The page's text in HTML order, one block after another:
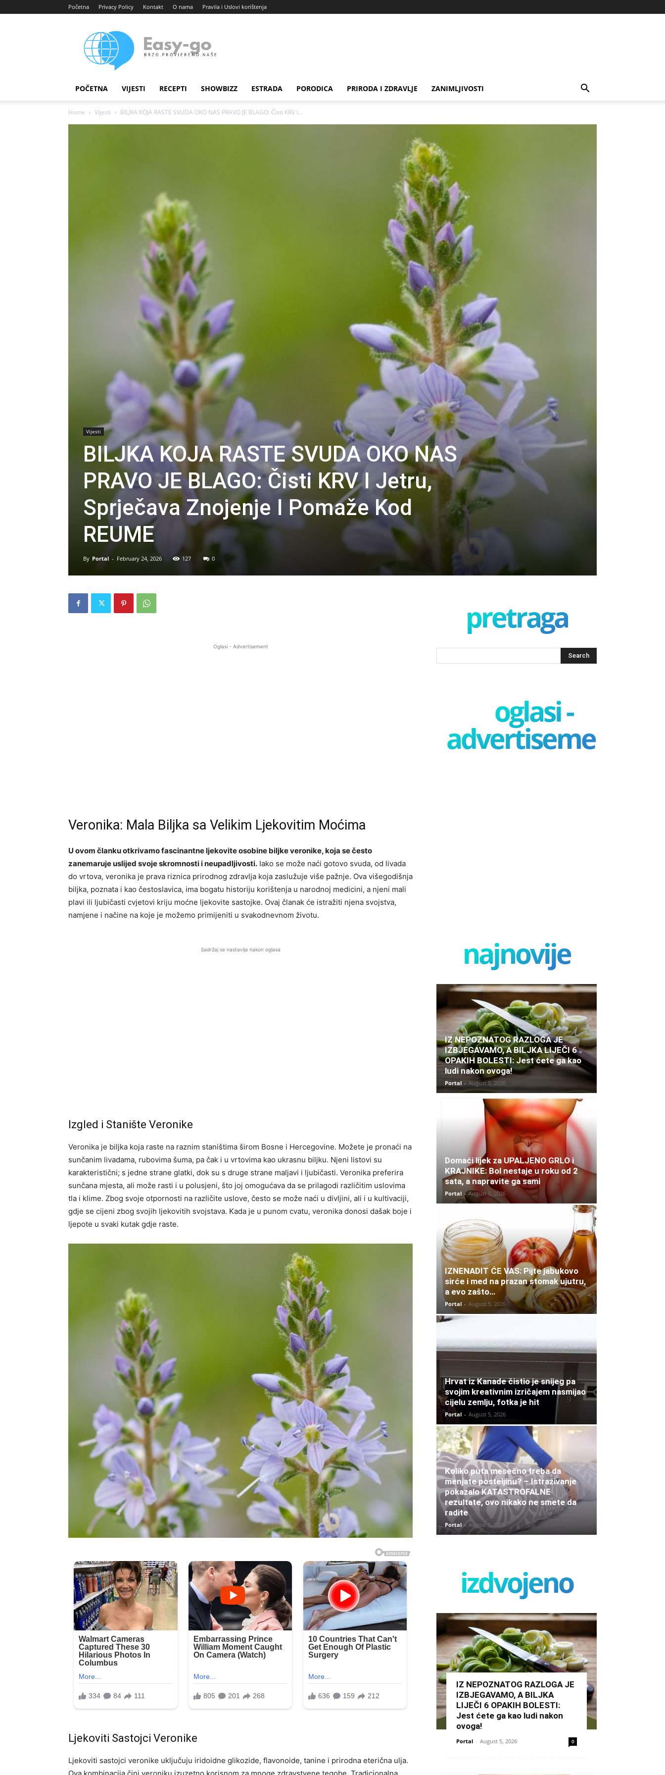
Početna Privacy Policy Kontakt O nama Pravila i Uslovi korištenja
portal
POČETNA VIJESTI RECEPTI SHOWBIZZ ESTRADA PORODICA PRIRODA I ZDRAVLJE ZANIMLJIVOSTI
Home Vijesti BILJKA KOJA RASTE SVUDA OKO NAS PRAVO JE BLAGO: Čisti KRV I...
Vijesti
BILJKA KOJA RASTE SVUDA OKO NAS
PRAVO JE BLAGO: Čisti KRV I Jetru,
Sprječava Znojenje I Pomaže Kod
REUME
By Portal - February 24, 2026 127 0
Oglasi - Advertisement
Veronika: Mala Biljka sa Velikim Ljekovitim Moćima
U ovom članku otkrivamo fascinantne ljekovite osobine biljke veronike, koja se često
zanemaruje uslijed svoje skromnosti i neupadljivosti. Iako se može naći gotovo svuda, od livada
do vrtova, veronika je prava riznica prirodnog zdravlja koja zaslužuje više pažnje. Ova višegodišnja
biljka, poznata i kao čestoslavica, ima bogatu historiju korištenja u narodnoj medicini, a njeni mali
plavi ili ljubičasti cvjetovi kriju moćne ljekovite sastojke. Ovaj članak će istražiti njena svojstva,
namjene i načine na koje je možemo primijeniti u svakodnevnom životu.
Sadržaj se nastavlja nakon oglasa
Izgled i Stanište Veronike
Veronika je biljka koja raste na raznim staništima širom Bosne i Hercegovine. Možete je pronaći na
sunčanim livadama, rubovima šuma, pa čak i u vrtovima kao ukrasnu biljku. Njeni listovi su
karakteristični; s jedne strane glatki, dok su s druge strane maljavi i ljubičasti. Veronika preferira
sunčana mjesta, ali može rasti i u polusjeni, što joj omogućava da se prilagodi različitim uslovima
tla i klime. Zbog svoje otpornosti na različite uslove, često se može naći u divljini, ali i u kultivaciji,
gdje se cijeni zbog svojih ljekovitih svojstava. Kada je u punom cvatu, veronika donosi dašak boje i
ljepote u svaki kutak gdje raste.
Ljekoviti Sastojci Veronike
Ljekoviti sastojci veronike uključuju iridoidne glikozide, flavonoide, tanine i prirodna eterična ulja.
pretraga
oglasi -
advertisement
najnovije
IZ NEPOZNATOG RAZLOGA JE
IZBJEGAVAMO, A BILJKA LIJEČI 6
OPAKIH BOLESTI: Jest ćete ga kao
ludi nakon ovoga!
Portal - August 5, 2026
Domaći lijek za UPALJENO GRLO i
KRAJNIKE: Bol nestaje u roku od 2
sata, a napravite ga sami
Portal - August 5, 2026
IZNENADIT ĆE VAS: Pijte jabukovo
sirće i med na prazan stomak ujutru,
a evo zašto…
Portal - August 5, 2026
Hrvat iz Kanade čistio je snijeg pa
svojim kreativnim izričajem nasmijao
cijelu zemlju, fotka je hit
Portal - August 5, 2026
Koliko puta mesečno treba da
menjate posteljinu? – Istraživanje
pokazalo KATASTROFALNE
rezultate, ovo nikako ne smete da
radite
Portal - August 5, 2026
izdvojeno
IZ NEPOZNATOG RAZLOGA JE
IZBJEGAVAMO, A BILJKA
LIJEČI 6 OPAKIH BOLESTI:
Jest ćete ga kao ludi nakon
ovoga!
Portal - August 5, 2026 0